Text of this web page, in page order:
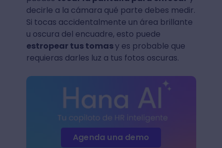
decirle a la cámara qué parte debes medir.
Si tocas accidentalmente un área brillante
u oscura del encuadre, esto puede
estropear tus tomasy es probable que
requieras darles luz a tus fotos oscuras.
Agenda una demo